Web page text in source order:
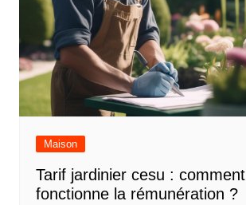
Maison
Tarif jardinier cesu : comment
fonctionne la rémunération ?